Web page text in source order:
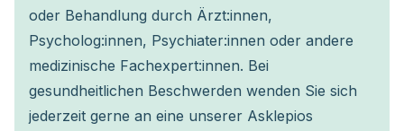
oder Behandlung durch Ärzt:innen,
Psycholog:innen, Psychiater:innen oder andere
medizinische Fachexpert:innen. Bei
gesundheitlichen Beschwerden wenden Sie sich
jederzeit gerne an eine unserer Asklepios